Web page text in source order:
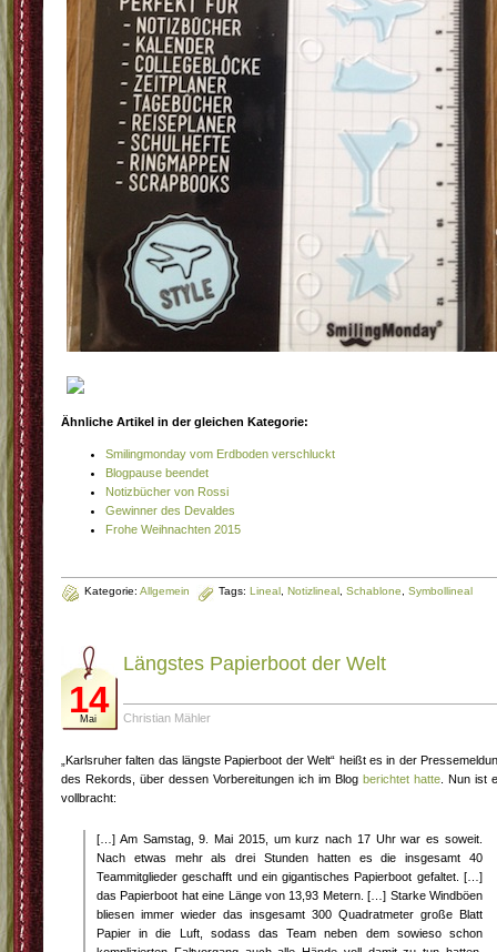
Ähnliche Artikel in der gleichen Kategorie:
Smilingmonday vom Erdboden verschluckt
Blogpause beendet
Notizbücher von Rossi
Gewinner des Devaldes
Frohe Weihnachten 2015
Kategorie: Allgemein Tags: Lineal Notizlineal Schablone Symbollineal
14
Mai
Längstes Papierboot der Welt
Christian Mähler
„Karlsruher falten das längste Papierboot der Welt“ heißt es in der
des Rekords, über dessen Vorbereitungen ich im Blog berichtet hatte . Nun ist
vollbracht:
[…] Am Samstag, 9. Mai 2015, um kurz nach 17 Uhr war es soweit.
Nach etwas mehr als drei Stunden hatten es die insgesamt 40
Teammitglieder geschafft und ein gigantisches Papierboot gefaltet. […]
das Papierboot hat eine Länge von 13,93 Metern. […] Starke Windböen
bliesen immer wieder das insgesamt 300 Quadratmeter große Blatt
Papier in die Luft, sodass das Team neben dem sowieso schon